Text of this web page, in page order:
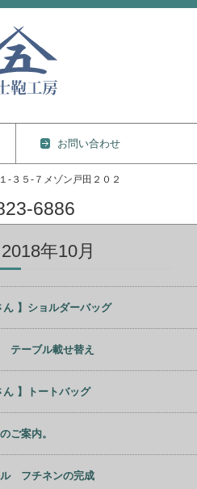
お問い合わせ
-３５-７メゾン戸田２０２
6886
年10月
ん 】ショルダーバッグ
テーブル載せ替え
ん 】トートバッグ
ご案内。
ル フチネンの完成